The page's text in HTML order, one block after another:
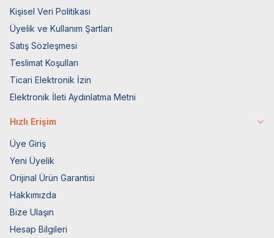
Kişisel Veri Politikası
Üyelik ve Kullanım Şartları
Satış Sözleşmesi
Teslimat Koşulları
Ticari Elektronik İzin
Elektronik İleti Aydınlatma Metni
Hızlı Erişim
Üye Giriş
Yeni Üyelik
Orijinal Ürün Garantisi
Hakkımızda
Bize Ulaşın
Hesap Bilgileri